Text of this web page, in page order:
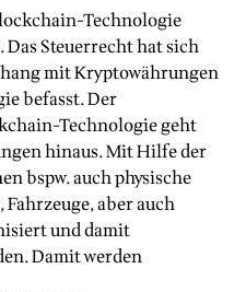
Technologie
Steuerrecht hat sich
mit Kryptowährungen
befasst. Der
Technologie geht
hinaus. Mit Hilfe der
bspw. auch physische
aber auch
und damit
Damit werden